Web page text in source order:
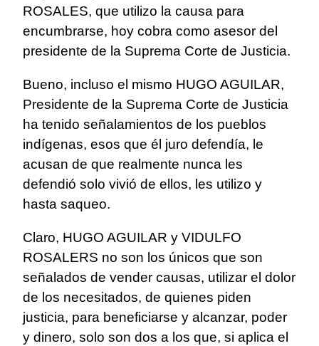
ROSALES, que utilizo la causa para
encumbrarse, hoy cobra como asesor del
presidente de la Suprema Corte de Justicia.
Bueno, incluso el mismo HUGO AGUILAR,
Presidente de la Suprema Corte de Justicia
ha tenido señalamientos de los pueblos
indígenas, esos que él juro defendía, le
acusan de que realmente nunca les
defendió solo vivió de ellos, les utilizo y
hasta saqueo.
Claro, HUGO AGUILAR y VIDULFO
ROSALERS no son los únicos que son
señalados de vender causas, utilizar el dolor
de los necesitados, de quienes piden
justicia, para beneficiarse y alcanzar, poder
y dinero, solo son dos a los que, si aplica el